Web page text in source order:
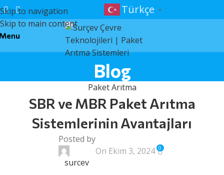
Skip to navigation
Skip to main content
Türkçe ▼
Blog
Paket Arıtma
SBR ve MBR Paket Arıtma
Sistemlerinin Avantajları
Posted by
surcev
On Ekim 3, 2024 0